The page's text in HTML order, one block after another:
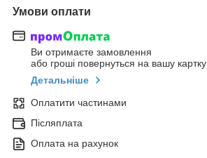
Умови оплати
Ви отримаєте замовлення
або гроші повернуться на вашу картку
Детальніше
Оплатити частинами
Післяплата
Оплата на рахунок